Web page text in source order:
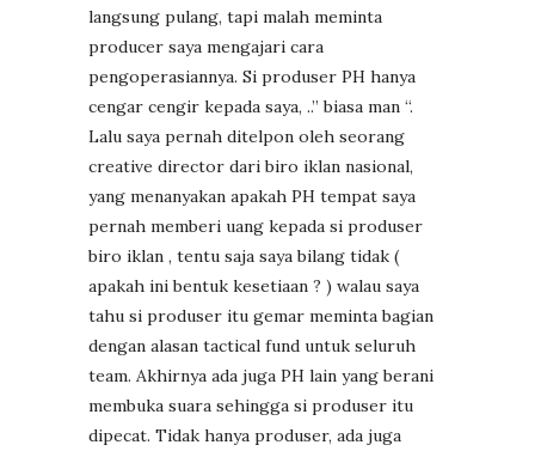
langsung pulang, tapi malah meminta
producer saya mengajari cara
pengoperasiannya. Si produser PH hanya
cengar cengir kepada saya, ..” biasa man “.
Lalu saya pernah ditelpon oleh seorang
creative director dari biro iklan nasional,
yang menanyakan apakah PH tempat saya
pernah memberi uang kepada si produser
biro iklan , tentu saja saya bilang tidak (
apakah ini bentuk kesetiaan ? ) walau saya
tahu si produser itu gemar meminta bagian
dengan alasan tactical fund untuk seluruh
team. Akhirnya ada juga PH lain yang berani
membuka suara sehingga si produser itu
dipecat. Tidak hanya produser, ada juga